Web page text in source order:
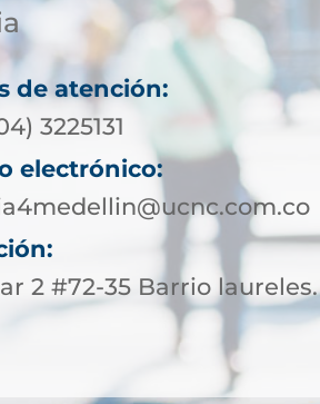
de atención:
3225131
electrónico:
2 #72-35 Barrio laureles.